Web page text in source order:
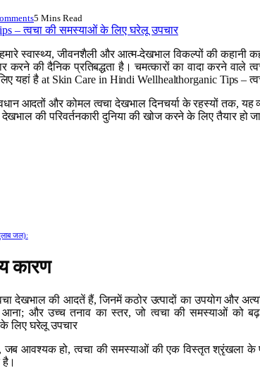
5 Mins Read
हमारे स्वास्थ्य, जीवनशैली और आत्म-देखभाल विकल्पों की
करने की दैनिक प्रतिबद्धता है। चमत्कारों का वादा करने
यहां है at Skin Care in Hindi Wellhealthorganic Tips –
आदतों और कोमल त्वचा देखभाल दिनचर्या के रहस्यों
की परिवर्तनकारी दुनिया की खोज करने के लिए तैयार हो
जल):
कारण
देखभाल की आदतें हैं, जिनमें कठोर उत्पादों का उपयोग और
आना; और उच्च तनाव का स्तर, जो त्वचा की समस्याओं
लिए घरेलू उपचार
आवश्यक हो, त्वचा की समस्याओं की एक विस्तृत श्रृंखला के